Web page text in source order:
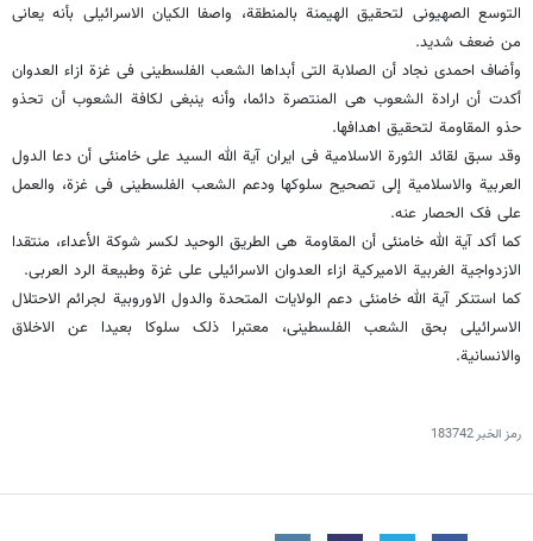
التوسع الصهیونی لتحقیق الهیمنة بالمنطقة، واصفا الکیان الاسرائیلی بأنه یعانی
من ضعف شدید.
وأضاف احمدی نجاد أن الصلابة التی أبداها الشعب الفلسطینی فی غزة ازاء العدوان
أکدت أن ارادة الشعوب هی المنتصرة دائما، وأنه ینبغی لکافة الشعوب أن تحذو
حذو المقاومة لتحقیق اهدافها.
وقد سبق لقائد الثورة الاسلامیة فی ایران آیة الله السید علی خامنئی أن دعا الدول
العربیة والاسلامیة إلى تصحیح سلوکها ودعم الشعب الفلسطینی فی غزة، والعمل
على فک الحصار عنه.
کما أکد آیة الله خامنئی أن المقاومة هی الطریق الوحید لکسر شوکة الأعداء، منتقدا
الازدواجیة الغربیة الامیرکیة ازاء العدوان الاسرائیلی على غزة وطبیعة الرد العربی.
کما استنکر آیة الله خامنئی دعم الولایات المتحدة والدول الاوروبیة لجرائم الاحتلال
الاسرائیلی بحق الشعب الفلسطینی، معتبرا ذلک سلوکا بعیدا عن الاخلاق
والانسانیة.
رمز الخبر183742